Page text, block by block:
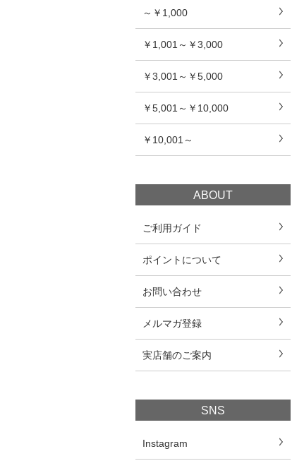
～￥1,000
￥1,001～￥3,000
￥3,001～￥5,000
￥5,001～￥10,000
￥10,001～
ABOUT
ご利用ガイド
ポイントについて
お問い合わせ
メルマガ登録
実店舗のご案内
SNS
Instagram